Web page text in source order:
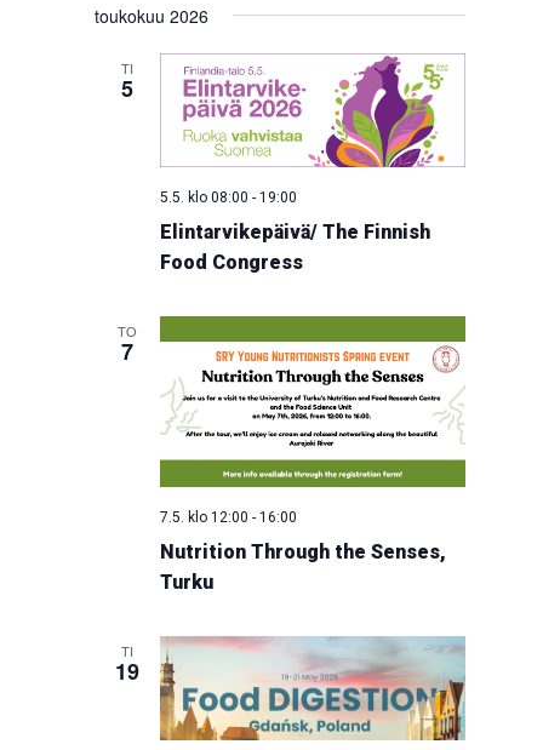
toukokuu 2026
TI
5
Elintarvikepäivä/ The Finnish
Food Congress
5.5. klo 08:00 - 19:00
TO
7
Nutrition Through the Senses,
Turku
7.5. klo 12:00 - 16:00
TI
19